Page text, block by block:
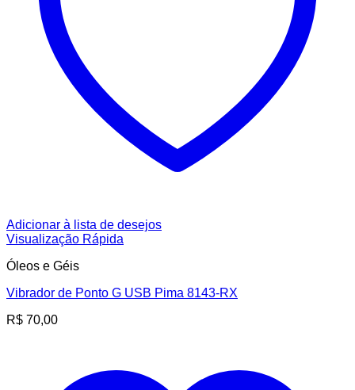
Adicionar à lista de desejos
Visualização Rápida
Óleos e Géis
Vibrador de Ponto G USB Pima 8143-RX
R$ 70,00